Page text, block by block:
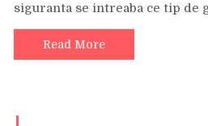
siguranta se intreaba ce tip de
Read More